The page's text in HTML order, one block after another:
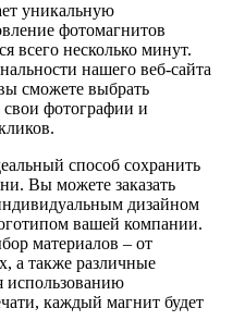
уникальную
фотомагнитов
всего несколько минут.
нашего веб-сайта
сможете выбрать
свои фотографии и
способ сохранить
Вы можете заказать
дизайном
вашей компании.
материалов – от
а также различные
использованию
каждый магнит будет